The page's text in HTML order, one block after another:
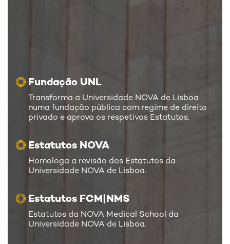
Fundação UNL
Transforma a Universidade NOVA de Lisboa
numa fundação pública com regime de direito
privado e aprova os respetivos Estatutos.
Estatutos NOVA
Homologa a revisão dos Estatutos da
Universidade NOVA de Lisboa.
Estatutos FCM|NMS
Estatutos da NOVA Medical School da
Universidade NOVA de Lisboa.